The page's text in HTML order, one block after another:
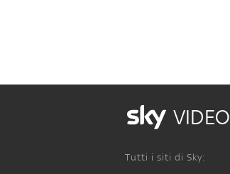
VIDEO
Tutti i siti di Sky: